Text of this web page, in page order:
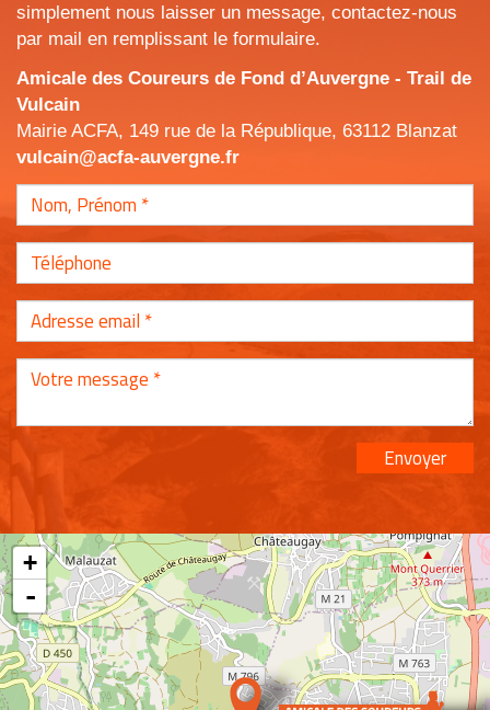
simplement nous laisser un message, contactez-nous
par mail en remplissant le formulaire.
Amicale des Coureurs de Fond d’Auvergne - Trail de
Vulcain
Mairie ACFA, 149 rue de la République, 63112 Blanzat
vulcain@acfa-auvergne.fr
Envoyer
+
-